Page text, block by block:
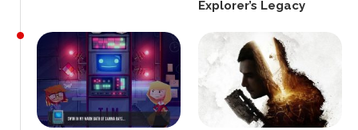
Explorer’s Legacy